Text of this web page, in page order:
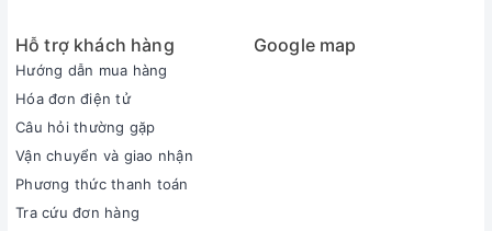
Hỗ trợ khách hàng
Hướng dẫn mua hàng
Hóa đơn điện tử
Câu hỏi thường gặp
Vận chuyển và giao nhận
Phương thức thanh toán
Tra cứu đơn hàng
Google map